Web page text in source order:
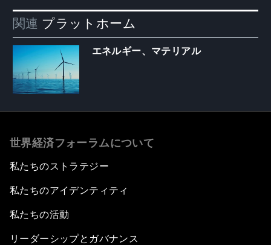
関連 プラットホーム
エネルギー、マテリアル
世界経済フォーラムについて
私たちのストラテジー
私たちのアイデンティティ
私たちの活動
リーダーシップとガバナンス